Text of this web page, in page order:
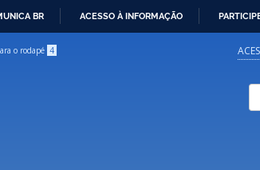
BR ACESSO À INFORMAÇÃO
o rodapé 4